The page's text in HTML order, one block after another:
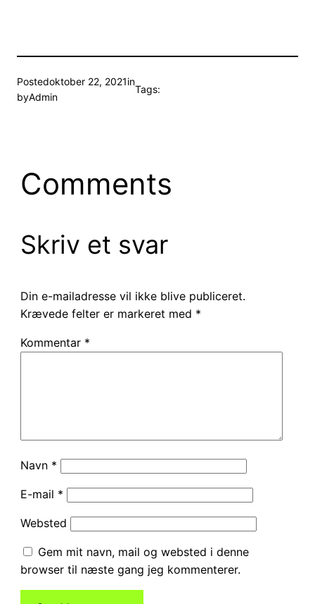
Postedoktober 22, 2021in
byAdmin
Tags:
Comments
Skriv et svar
Din e-mailadresse vil ikke blive publiceret.
Krævede felter er markeret med *
Kommentar *
Navn *
E-mail *
Websted
Gem mit navn, mail og websted i denne
browser til næste gang jeg kommenterer.